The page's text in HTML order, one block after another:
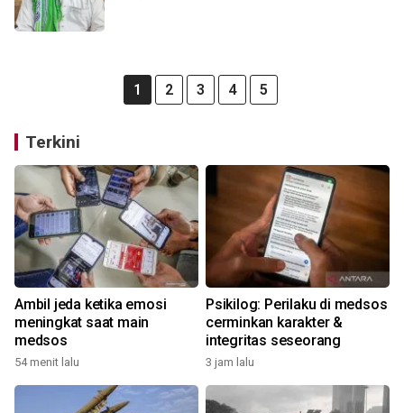
1 2 3 4 5
Terkini
Ambil jeda ketika emosi
meningkat saat main
medsos
54 menit lalu
Psikilog: Perilaku di medsos
cerminkan karakter &
integritas seseorang
3 jam lalu